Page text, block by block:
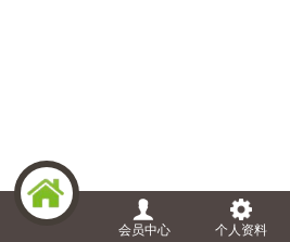
会员中心 个人资料